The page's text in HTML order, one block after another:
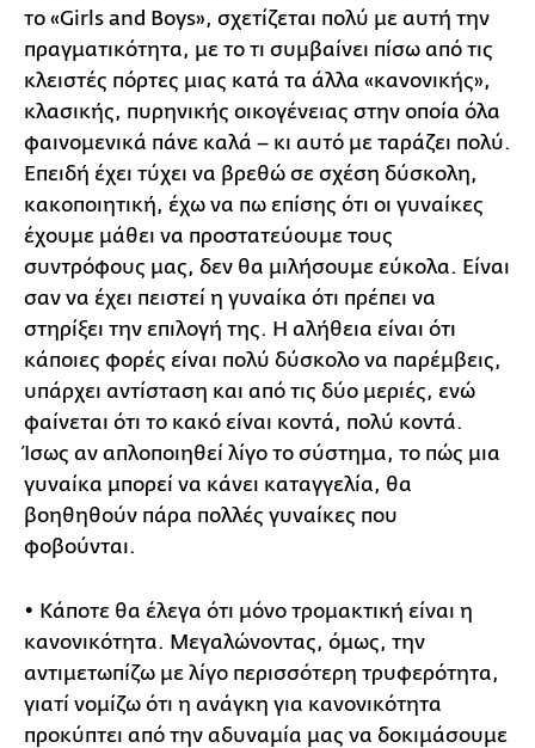
το «Girls and Boys», σχετίζεται πολύ με αυτή την
πραγματικότητα, με το τι συμβαίνει πίσω από τις
κλειστές πόρτες μιας κατά τα άλλα «κανονικής»,
κλασικής, πυρηνικής οικογένειας στην οποία όλα
φαινομενικά πάνε καλά – κι αυτό με ταράζει πολύ.
Επειδή έχει τύχει να βρεθώ σε σχέση δύσκολη,
κακοποιητική, έχω να πω επίσης ότι οι γυναίκες
έχουμε μάθει να προστατεύουμε τους
συντρόφους μας, δεν θα μιλήσουμε εύκολα. Είναι
σαν να έχει πειστεί η γυναίκα ότι πρέπει να
στηρίξει την επιλογή της. Η αλήθεια είναι ότι
κάποιες φορές είναι πολύ δύσκολο να παρέμβεις,
υπάρχει αντίσταση και από τις δύο μεριές, ενώ
φαίνεται ότι το κακό είναι κοντά, πολύ κοντά.
Ίσως αν απλοποιηθεί λίγο το σύστημα, το πώς μια
γυναίκα μπορεί να κάνει καταγγελία, θα
βοηθηθούν πάρα πολλές γυναίκες που
φοβούνται.
• Κάποτε θα έλεγα ότι μόνο τρομακτική είναι η
κανονικότητα. Μεγαλώνοντας, όμως, την
αντιμετωπίζω με λίγο περισσότερη τρυφερότητα,
γιατί νομίζω ότι η ανάγκη για κανονικότητα
προκύπτει από την αδυναμία μας να δοκιμάσουμε